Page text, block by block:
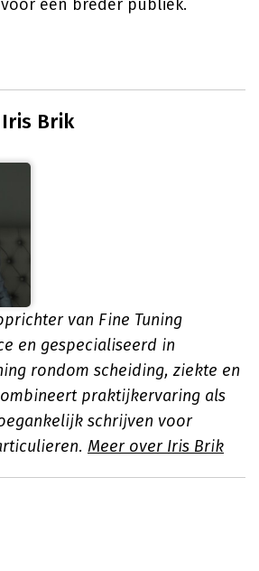
een breder publiek.
Iris Brik
van Fine Tuning
en gespecialiseerd in
rondom scheiding, ziekte en
praktijkervaring als
schrijven voor
Meer over Iris Brik